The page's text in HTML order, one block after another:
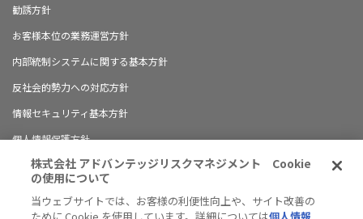
勧誘方針
お客様本位の業務運営方針
内部統制システムに関する基本方針
反社会的勢力への対応方針
情報セキュリティ基本方針
個人情報保護方針
ブランドガイドライン
ハラスメント防止の対応方針
株式会社 アドバンテッジリスクマネジメント Cookie
の使用について
当ウェブサイトでは、お客様の利便性向上や、サイト改善の